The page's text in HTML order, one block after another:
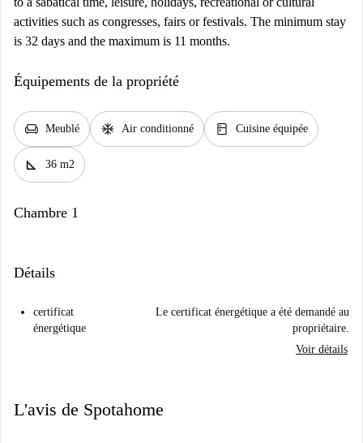
activities such as congresses, fairs or festivals. The minimum stay
is 32 days and the maximum is 11 months.
Équipements de la propriété
chair Meublé ac_unit Air conditionné kitchen Cuisine équipée
square_foot 36 m2
Chambre 1
Détails
certificat
énergétique
Le certificat énergétique a été demandé au
propriétaire.
Voir détails
L'avis de Spotahome